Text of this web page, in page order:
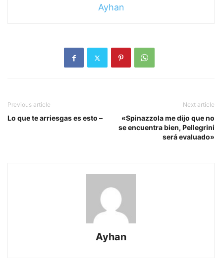
Ayhan
Previous article
Lo que te arriesgas es esto –
Next article
«Spinazzola me dijo que no
se encuentra bien, Pellegrini
será evaluado»
Ayhan